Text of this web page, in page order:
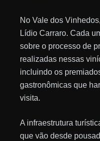
No Vale dos
Lídio Carraro. Cada
sobre o processo de
realizadas nessas
incluindo os
gastronômicas que
visita.
A infraestrutura
que vão desde